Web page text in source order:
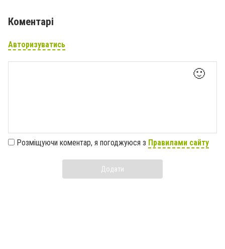
Коментарі
Авторизуватись
🙂
Розміщуючи коментар, я погоджуюся з Правилами сайту
Додати